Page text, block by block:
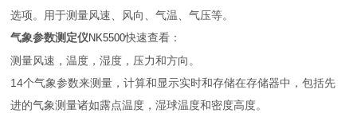
选项。用于测量风速、风向、气温、气压等。
气象参数测定仪NK5500快速查看：
测量风速，温度，湿度，压力和方向。
14个气象参数来测量，计算和显示实时和存储在存储器中，包括先
进的气象测量诸如露点温度，湿球温度和密度高度。